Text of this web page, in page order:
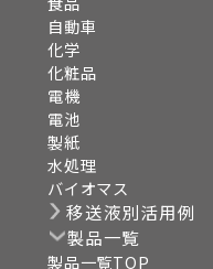
自動車
化学
化粧品
電機
電池
製紙
水処理
バイオマス
移送液別活用例
製品一覧
製品一覧TOP